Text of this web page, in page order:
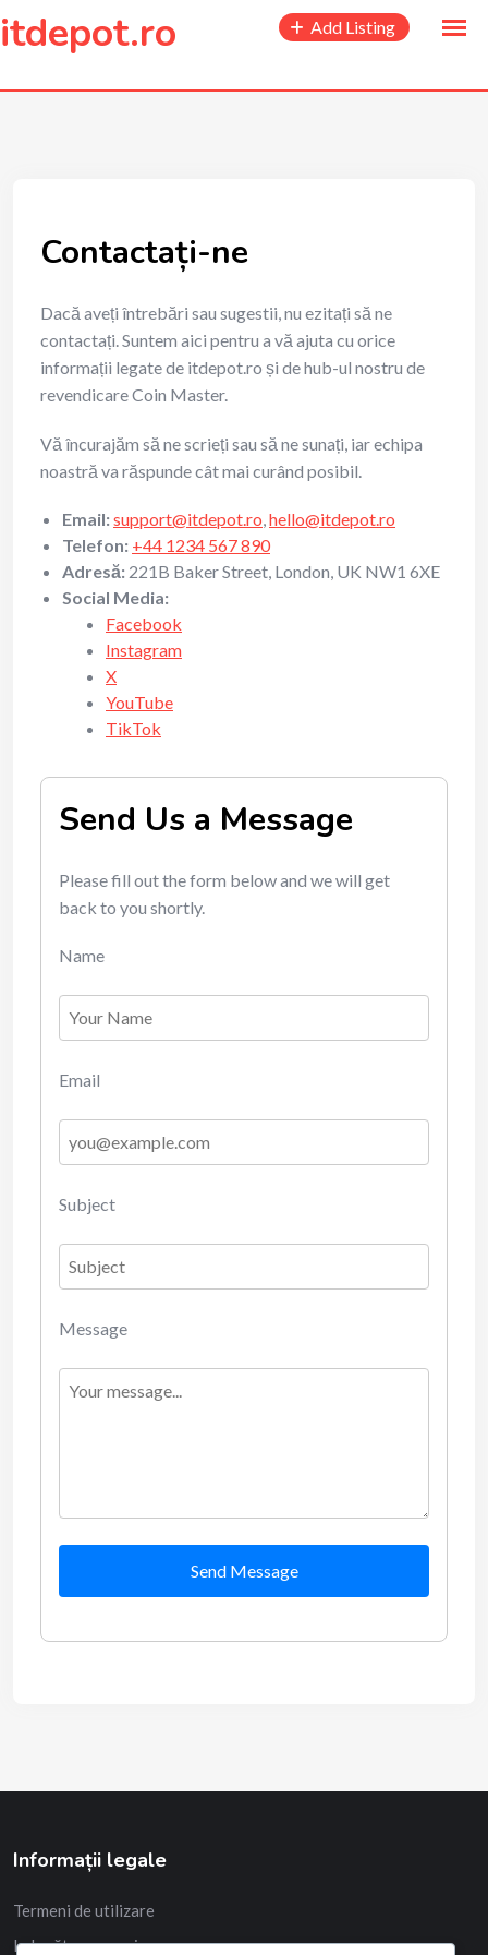
content
itdepot.ro Add Listing
Contactați-ne
Dacă aveți întrebări sau sugestii, nu ezitați să ne
contactați. Suntem aici pentru a vă ajuta cu orice
informații legate de itdepot.ro și de hub-ul nostru de
revendicare Coin Master.
Vă încurajăm să ne scrieți sau să ne sunați, iar echipa
noastră va răspunde cât mai curând posibil.
Email:support@itdepot.ro,hello@itdepot.ro
Telefon: +44 1234 567 890
Adresă: 221B Baker Street, London, UK NW1 6XE
Social Media:
Facebook
Instagram
X
YouTube
TikTok
Send Us a Message
Please fill out the form below and we will get
back to you shortly.
Name
Email
Subject
Message
Send Message
Informații legale
Termeni de utilizare
Ia legătura cu noi